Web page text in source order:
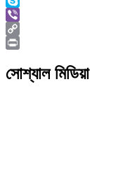
Skype
Viber
Copy
সোশ্যাল মিডিয়া